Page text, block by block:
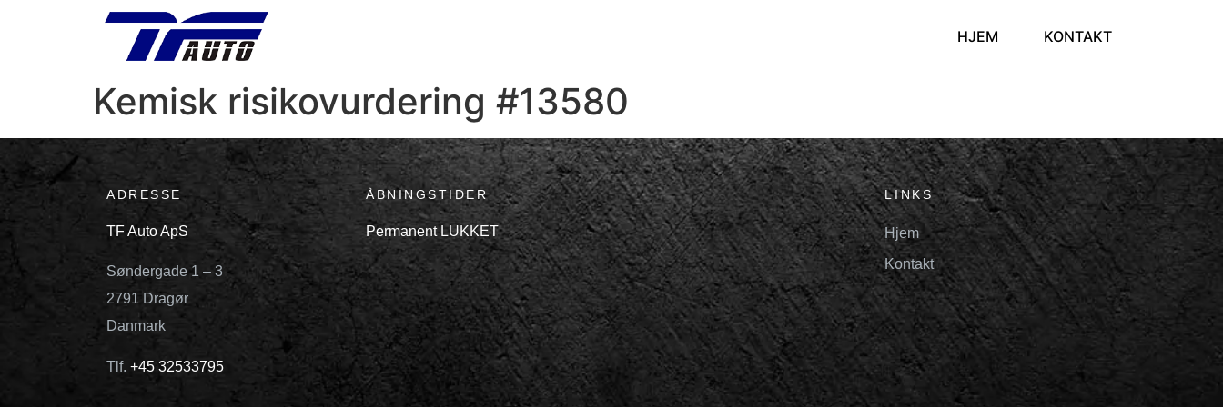
HJEM KONTAKT
Kemisk risikovurdering #13580
ADRESSE
TF Auto ApS
Søndergade 1 – 3
2791 Dragør
Danmark
Tlf. +45 32533795
ÅBNINGSTIDER
Permanent LUKKET
ÅBNINGSTIDER LINKS
Hjem
Kontakt